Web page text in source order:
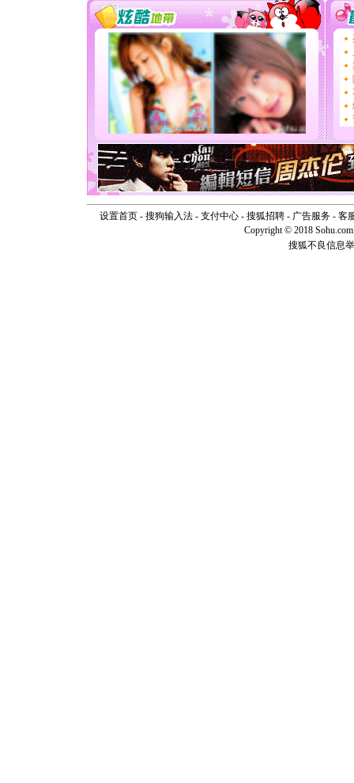
颜！冬去
道一声
[春节] 传
片叶子
送你一
[圣诞节]
你太多
要平安
[圣诞节]
能正大
天都要快
[圣诞节]
如意,快
[元旦]看
断电。爱
你是我
[元旦]
如
起；二是
离。水晶
设置首页- 搜狗输入法- 支付中心- 搜狐招聘- 广告服务- 客
Copyright © 2018
搜狐不良信息